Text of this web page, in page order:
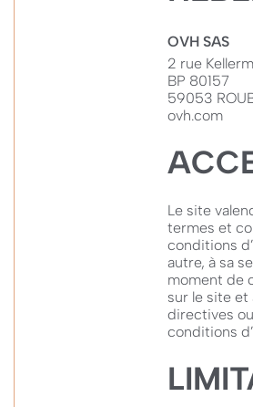
OVH SAS
2 rue
BP 80157
59053
ovh.com
Le site
termes et
conditions
autre, à sa
moment de
sur le site
directives
conditions